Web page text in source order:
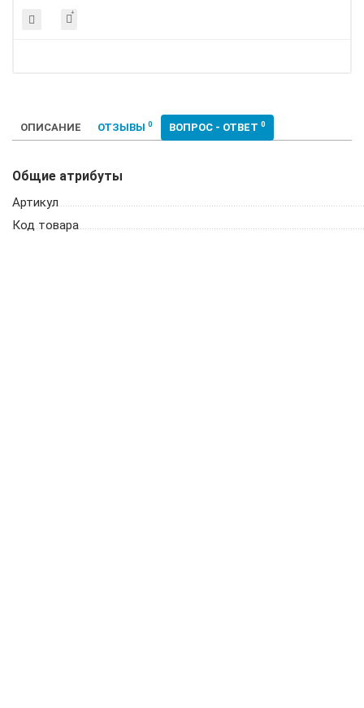
ОПИСАНИЕ ОТЗЫВЫ 0 ВОПРОС - ОТВЕТ 0
Общие атрибуты
Артикул
Код товара